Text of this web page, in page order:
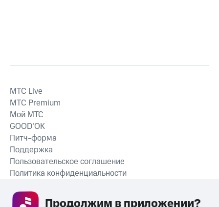
СКАЧАТЬ ПРИЛОЖЕНИЕ
MTС Live
MTС Premium
Мой МТС
GOOD’OK
Питч-форма
Поддержка
Пользовательское соглашение
Политика конфиденциальности